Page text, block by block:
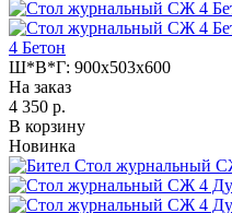
4 Бетон
Ш*В*Г: 900x503x600
На заказ
4 350 р.
В корзину
Новинка